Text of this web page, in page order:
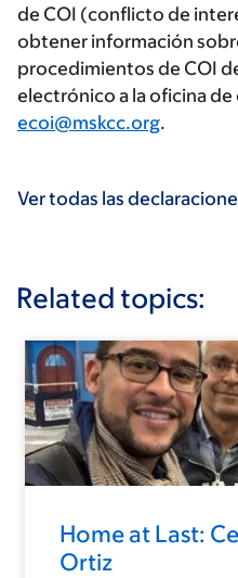
de COI (conflicto de
obtener información
procedimientos de COI
electrónico a la oficina
ecoi@mskcc.org.
Ver todas las
Related topics:
Home at Last:
Ortiz